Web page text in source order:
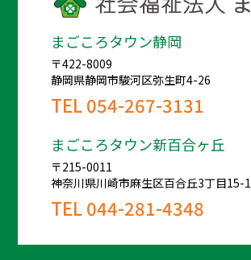
まごころタウン静岡
〒422-8009
静岡県静岡市駿河区弥生町4-26
TEL054-267-3131
まごころタウン新百合ヶ丘
〒215-0011
神奈川県川崎市麻生区百合丘3丁目15-1
TEL044-281-4348